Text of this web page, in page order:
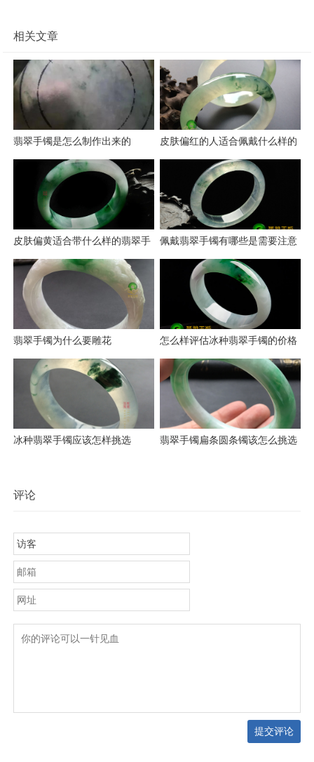
相关文章
翡翠手镯是怎么制作出来的
皮肤偏红的人适合佩戴什么样的
皮肤偏黄适合带什么样的翡翠手
镯
佩戴翡翠手镯有哪些是需要注意
翡翠手镯为什么要雕花 怎么样评估冰种翡翠手镯的价格
冰种翡翠手镯应该怎样挑选 翡翠手镯扁条圆条镯该怎么挑选
评论
提交评论